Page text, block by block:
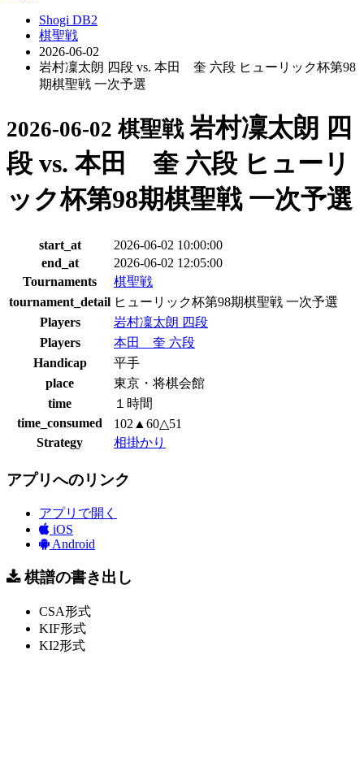
Shogi DB2
棋聖戦
2026-06-02
岩村凜太朗 四段 vs. 本田 奎 六段 ヒューリック杯第98
期棋聖戦 一次予選
2026-06-02 棋聖戦 岩村凜太朗 四
段 vs. 本田 奎 六段 ヒューリ
ック杯第98期棋聖戦 一次予選
start_at
2026-06-02 10:00:00
end_at
2026-06-02 12:05:00
Tournaments
棋聖戦
tournament_detail ヒューリック杯第98期棋聖戦 一次予選
Players
岩村凜太朗 四段
Players
本田 奎 六段
Handicap
平手
place
東京・将棋会館
time
１時間
time_consumed
102▲60△51
Strategy
相掛かり
アプリへのリンク
アプリで開く
iOS
Android
棋譜の書き出し
CSA形式
KIF形式
KI2形式